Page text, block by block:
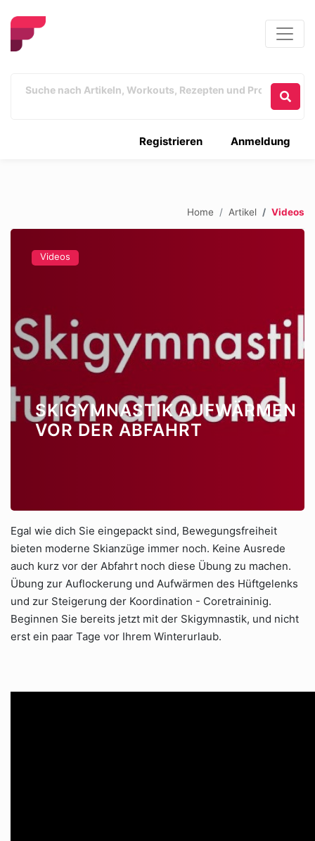
Anmeldung
Registrieren
Home Artikel Videos
Videos
SKIGYMNASTIK AUFWÄRMEN
VOR DER ABFAHRT
Egal wie dich Sie eingepackt sind, Bewegungsfreiheit
bieten moderne Skianzüge immer noch. Keine Ausrede
auch kurz vor der Abfahrt noch diese Übung zu machen.
Übung zur Auflockerung und Aufwärmen des Hüftgelenks
und zur Steigerung der Koordination - Coretraininig.
Beginnen Sie bereits jetzt mit der Skigymnastik, und nicht
erst ein paar Tage vor Ihrem Winterurlaub.